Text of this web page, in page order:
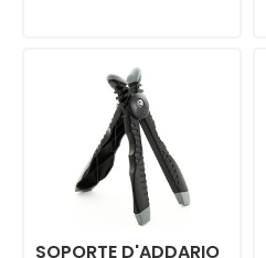
SOPORTE D'ADDARIO